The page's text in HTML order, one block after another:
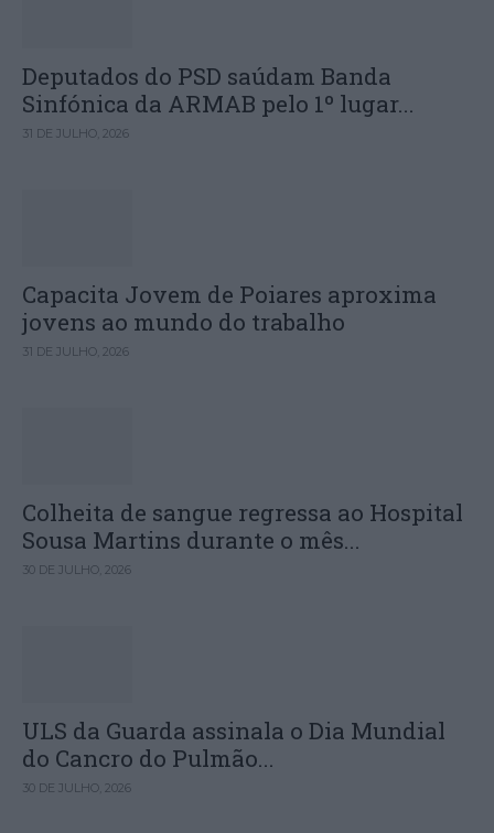
Deputados do PSD saúdam Banda
Sinfónica da ARMAB pelo 1º lugar...
31 DE JULHO, 2026
Capacita Jovem de Poiares aproxima
jovens ao mundo do trabalho
31 DE JULHO, 2026
Colheita de sangue regressa ao Hospital
Sousa Martins durante o mês...
30 DE JULHO, 2026
ULS da Guarda assinala o Dia Mundial
do Cancro do Pulmão...
30 DE JULHO, 2026